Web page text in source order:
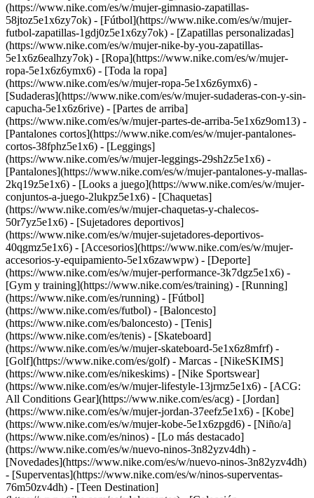
(https://www.nike.com/es/w/mujer-gimnasio-zapatillas-
58jtoz5e1x6zy7ok) - [Fútbol](https://www.nike.com/es/w/mujer-
futbol-zapatillas-1gdj0z5e1x6zy7ok) - [Zapatillas personalizadas]
(https://www.nike.com/es/w/mujer-nike-by-you-zapatillas-
5e1x6z6ealhzy7ok) - [Ropa](https://www.nike.com/es/w/mujer-
ropa-5e1x6z6ymx6) - [Toda la ropa]
(https://www.nike.com/es/w/mujer-ropa-5e1x6z6ymx6) -
[Sudaderas](https://www.nike.com/es/w/mujer-sudaderas-con-y-sin-
capucha-5e1x6z6rive) - [Partes de arriba]
(https://www.nike.com/es/w/mujer-partes-de-arriba-5e1x6z9om13) -
[Pantalones cortos](https://www.nike.com/es/w/mujer-pantalones-
cortos-38fphz5e1x6) - [Leggings]
(https://www.nike.com/es/w/mujer-leggings-29sh2z5e1x6) -
[Pantalones](https://www.nike.com/es/w/mujer-pantalones-y-mallas-
2kq19z5e1x6) - [Looks a juego](https://www.nike.com/es/w/mujer-
conjuntos-a-juego-2lukpz5e1x6) - [Chaquetas]
(https://www.nike.com/es/w/mujer-chaquetas-y-chalecos-
50r7yz5e1x6) - [Sujetadores deportivos]
(https://www.nike.com/es/w/mujer-sujetadores-deportivos-
40qgmz5e1x6) - [Accesorios](https://www.nike.com/es/w/mujer-
accesorios-y-equipamiento-5e1x6zawwpw) - [Deporte]
(https://www.nike.com/es/w/mujer-performance-3k7dgz5e1x6) -
[Gym y training](https://www.nike.com/es/training) - [Running]
(https://www.nike.com/es/running) - [Fútbol]
(https://www.nike.com/es/futbol) - [Baloncesto]
(https://www.nike.com/es/baloncesto) - [Tenis]
(https://www.nike.com/es/tenis) - [Skateboard]
(https://www.nike.com/es/w/mujer-skateboard-5e1x6z8mfrf) -
[Golf](https://www.nike.com/es/golf) - Marcas - [NikeSKIMS]
(https://www.nike.com/es/nikeskims) - [Nike Sportswear]
(https://www.nike.com/es/w/mujer-lifestyle-13jrmz5e1x6) - [ACG:
All Conditions Gear](https://www.nike.com/es/acg) - [Jordan]
(https://www.nike.com/es/w/mujer-jordan-37eefz5e1x6) - [Kobe]
(https://www.nike.com/es/w/mujer-kobe-5e1x6zpgd6) - [Niño/a]
(https://www.nike.com/es/ninos) - [Lo más destacado]
(https://www.nike.com/es/w/nuevo-ninos-3n82yzv4dh) -
[Novedades](https://www.nike.com/es/w/nuevo-ninos-3n82yzv4dh)
- [Superventas](https://www.nike.com/es/w/ninos-superventas-
76m50zv4dh) - [Teen Destination]